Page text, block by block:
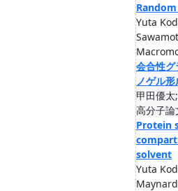
Yuta
会合性
ノゲル
甲田優
高分子
Protein
solvent
Yuta